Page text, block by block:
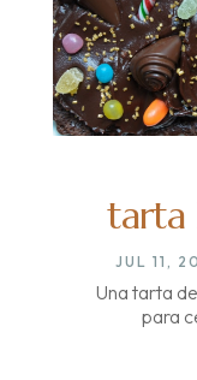
tarta
JUL 11,
Una tarta
para